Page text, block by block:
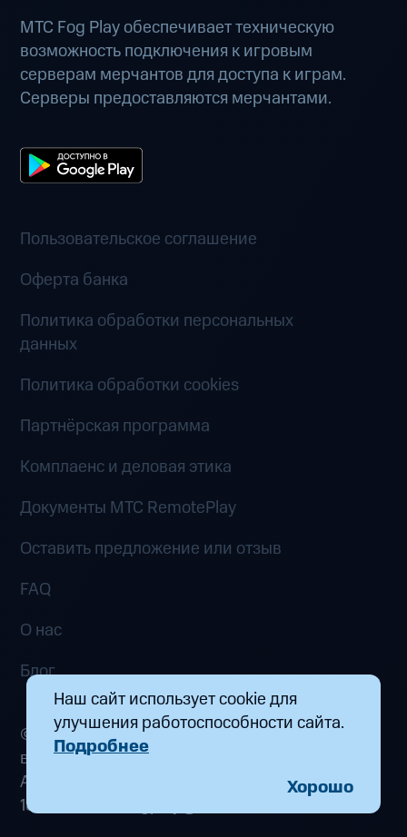
Наш сайт использует cookie для
улучшения работоспособности сайта.
Подробнее
Хорошо
МТС Fog Play обеспечивает техническую
возможность подключения к игровым
серверам мерчантов для доступа к играм.
Серверы предоставляются мерчантами.
Пользовательское соглашение
Оферта банка
Политика обработки персональных
данных
Политика обработки cookies
Партнёрская программа
Комплаенс и деловая этика
Документы MTC RemotePlay
Оставить предложение или отзыв
FAQ
О нас
Блог
© 2026 ООО «Маркетплейс распределенных
вычислений». Все права защищены
Адрес: 115432, г. Москва, пр-кт Андропова, д.
18, к. 9 Почта: